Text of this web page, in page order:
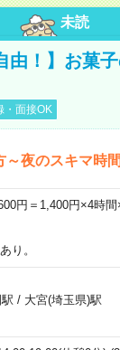
未読
由！】お菓
・面接OK
夜のスキマ時
円＝1,400円×4時
り。
/ 大宮(埼玉県)駅